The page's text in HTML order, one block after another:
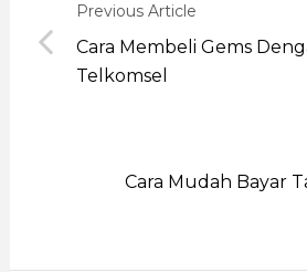
Previous Article
Cara Membeli Gems
Telkomsel
Cara Mudah Bayar